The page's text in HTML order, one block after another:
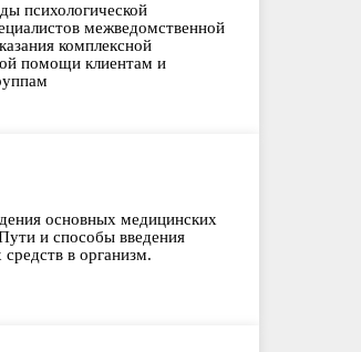
психологической
межведомственной
комплексной
помощи клиентам и
основных медицинских
и способы введения
средств в организм.